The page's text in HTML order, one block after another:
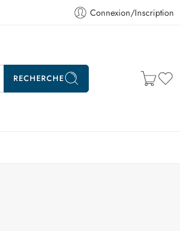
Connexion/Inscription
RECHERCHE